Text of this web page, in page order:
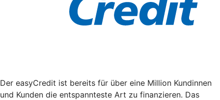
Der easyCredit ist bereits für über eine Million Kundinnen
und Kunden die entspannteste Art zu finanzieren. Das